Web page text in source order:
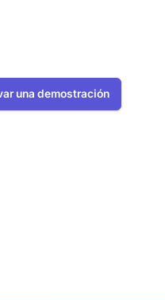
una demostración